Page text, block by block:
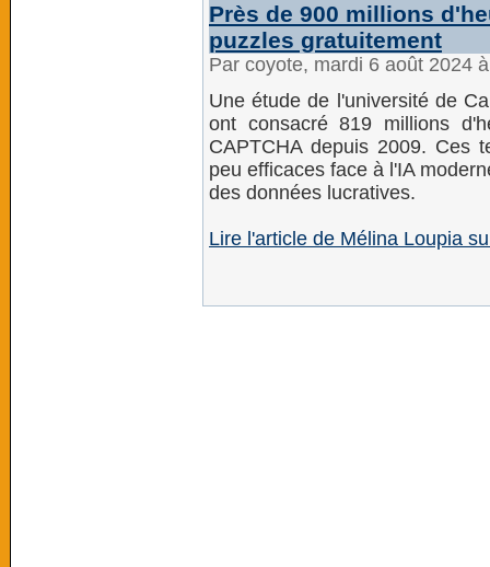
Près de 900 millions
puzzles gratuitement
Par coyote, mardi 6 août 2024
Une étude de l'université de
ont consacré 819 millions
CAPTCHA depuis 2009. Ces
peu efficaces face à l'IA
des données lucratives.
Lire l'article de Mélina Loupia